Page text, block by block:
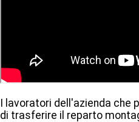
I lavoratori dell'azienda che
di trasferire il reparto